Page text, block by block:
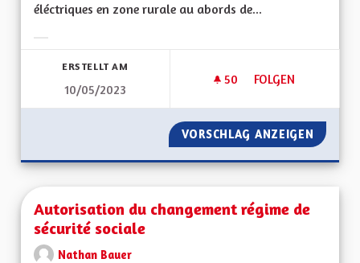
éléctriques en zone rurale au abords de...
ERSTELLT AM
10/05/2023
50 50 FOLLOWER
FOLGEN
AUTOPARTAGE À
VORSCHLAG ANZEIGEN
Autorisation du changement régime de
sécurité sociale
Nathan Bauer